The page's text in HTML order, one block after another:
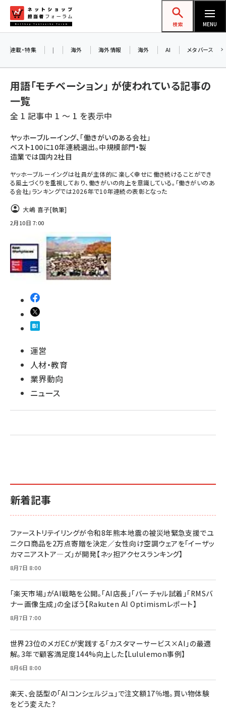
ン
ネットショップ担当者フォーラム
検索 MENU
amazon (2259)
yahoo (1908)
楽天 (1876)
ecbeing (1211)
アスクル (1122)
base (1083)
ビィ・フォアード (781)
revico (744)
連載・特集 | 海外 海外情報 海外 AI メタバース
用語「モチベーション」 が使われている記事の
一覧
全 1 記事中 1 ～ 1 を表示中
ヤッホーブルーイング、「働きがいのある会社」
ベスト100に10年連続選出。中規模部門・製
造業では国内2社目
ヤッホーブルーイングは社員が主体的に楽しく幸せに働き続けることができ
る風土づくりを重視しており、働きがいの向上を意識している。「働きがいのあ
る会社」ランキングでは2026年で10年連続の表彰となった
大嶋 喜子[執筆]
2月10日 7:00
運営
人材・教育
業界動向
ニュース
新着記事
ファーストリテイリングが令和8年熊本地震の被災地緊急支援でユ
ニクロ商品を2万点寄贈を決定／女性向け空調ウェアを「イーザッ
カマニアストア―ズ」が開発【ネッ担アクセスランキング】
8月7日 8:00
「楽天市場」がAI戦略を公開。「AI店長」「バーチャル試着」「RMSバ
ナー画像生成」の全ぼう【Rakuten AI Optimismレポート】
8月7日 7:00
世界23位のメガECが実践する「カスタマーサービス×AI」の最適
解。3年で顧客満足度144%向上した【Lululemon事例】
8月6日 8:00
楽天、会話型の「AIコンシェルジュ」で注文額17％増。買い物体験
をどう変えた？